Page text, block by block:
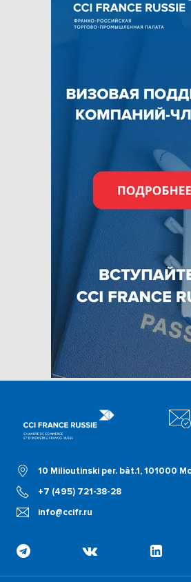
10 Milioutinski per. bât.1, 101000
+7 (495) 721-38-28
info@ccifr.ru